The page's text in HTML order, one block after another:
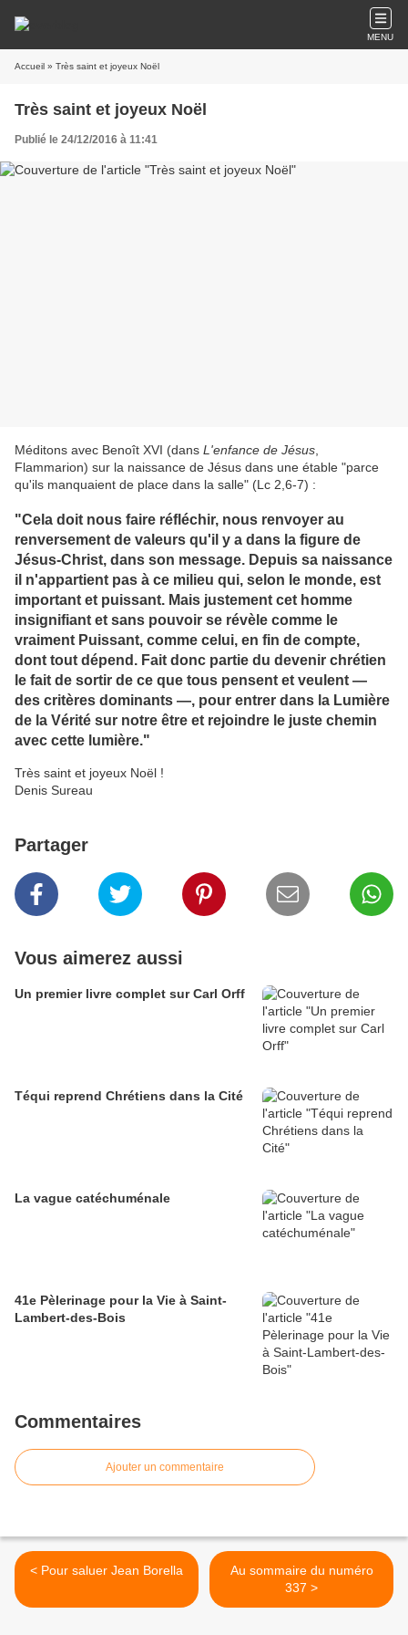
MENU
Accueil » Très saint et joyeux Noël
Très saint et joyeux Noël
Publié le 24/12/2016 à 11:41
Méditons avec Benoît XVI (dans L'enfance de Jésus
Flammarion) sur la naissance de Jésus dans une étable "parce
qu'ils manquaient de place dans la salle" (Lc 2,6-7) :
"Cela doit nous faire réfléchir, nous renvoyer au
renversement de valeurs qu'il y a dans la figure de
Jésus-Christ, dans son message. Depuis sa naissance
il n'appartient pas à ce milieu qui, selon le monde, est
important et puissant. Mais justement cet homme
insignifiant et sans pouvoir se révèle comme le
vraiment Puissant, comme celui, en fin de compte,
dont tout dépend. Fait donc partie du devenir chrétien
le fait de sortir de ce que tous pensent et veulent —
des critères dominants —, pour entrer dans la Lumière
de la Vérité sur notre être et rejoindre le juste chemin
avec cette lumière."
Très saint et joyeux Noël !
Denis Sureau
Partager
Vous aimerez aussi
Un premier livre complet sur Carl Orff
Téqui reprend Chrétiens dans la Cité
La vague catéchuménale
41e Pèlerinage pour la Vie à Saint-
Lambert-des-Bois
Commentaires
Ajouter un commentaire
< Pour saluer Jean Borella
Au sommaire du numéro
337 >